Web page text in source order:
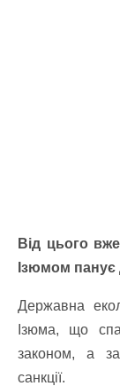
Від цього
Ізюмом панує
Державна
Ізюма, що
законом, а
санкції.